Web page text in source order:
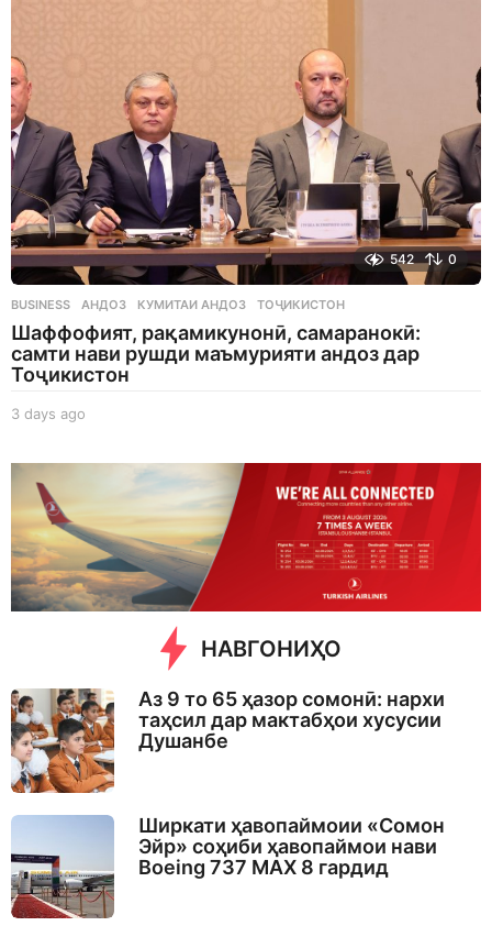
542 0
BUSINESS АНДОЗ ,КУМИТАИ АНДОЗ ,ТОҶИКИСТОН
Шаффофият, рақамикунонӣ, самаранокӣ:
самти нави рушди маъмурияти андоз дар
Тоҷикистон
3 days ago
g
o
НАВГОНИҲО
Аз 9 то 65 ҳазор сомонӣ: нархи
таҳсил дар мактабҳои хусусии
Душанбе
Ширкати ҳавопаймоии «Сомон
Эйр» соҳиби ҳавопаймои нави
Boeing 737 MAX 8 гардид